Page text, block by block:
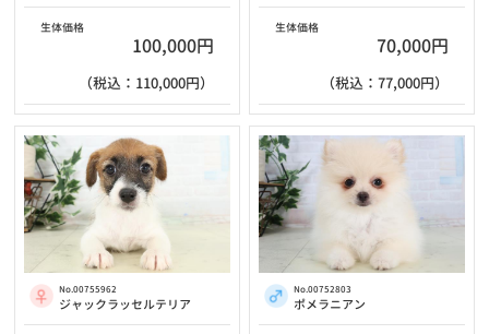
生体価格
100,000円
（税込：110,000円）
生体価格
70,000円
（税込：77,000円）
No.00755962
ジャックラッセルテリア
No.00752803
ポメラニアン